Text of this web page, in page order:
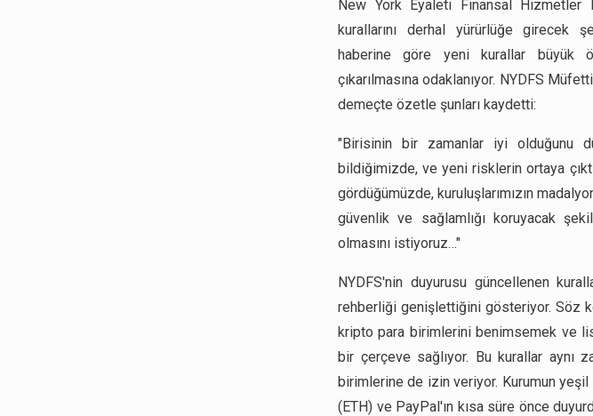
New York Eyaleti Finansal Hizmetler
kurallarını derhal yürürlüğe girecek
haberine göre yeni kurallar büyük
çıkarılmasına odaklanıyor. NYDFS
demeçte özetle şunları kaydetti:
"Birisinin bir zamanlar iyi olduğunu
bildiğimizde, ve yeni risklerin ortaya
gördüğümüzde, kuruluşlarımızın
güvenlik ve sağlamlığı koruyacak
olmasını istiyoruz…"
NYDFS'nin duyurusu güncellenen
rehberliği genişlettiğini gösteriyor. Söz
kripto para birimlerini benimsemek ve
bir çerçeve sağlıyor. Bu kurallar aynı
birimlerine de izin veriyor. Kurumun
(ETH) ve PayPal'ın kısa süre önce